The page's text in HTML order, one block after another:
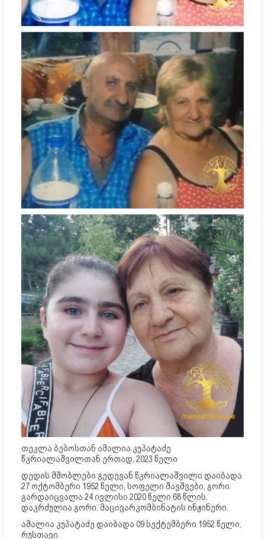
თეკლა ბებოსთან ამალია კუპატაძე
წკრიალაშვილთან ერთად, 2023 წელი
დედის მშობლები გედევან წკრიალაშვილი დაიბადა
27 ოქტომბერი 1952 წელი, სოფელი შავშვები, გორი.
გარდაიცვალა 24 ივლისი 2020 წელი 68 წლის.
დაკრძულია გორი. მაცივარკომბინატის ინჟინერი.
ამალია კუპატაძე დაიბადა 09 სექტემბერი 1952 წელი,
რუსთავი.